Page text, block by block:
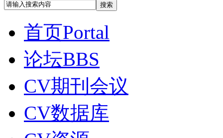
搜索
首页Portal
论坛BBS
CV期刊会议
CV数据库